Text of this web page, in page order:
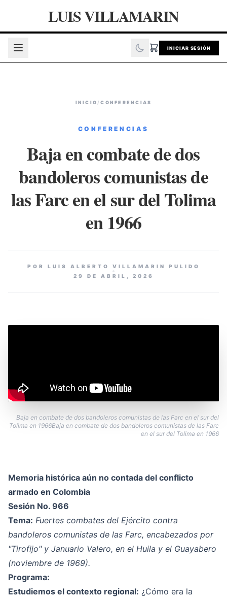
LUIS VILLAMARIN
INICIAR SESIÓN
INICIO /CONFERENCIAS
CONFERENCIAS
Baja en combate de dos
bandoleros comunistas de
las Farc en el sur del Tolima
en 1966
POR LUIS ALBERTO VILLAMARIN PULIDO
29 DE ABRIL, 2026
Baja en combate de dos bandoleros comunistas de las Farc en el sur del
Tolima en 1966Baja en combate de dos bandoleros comunistas de las Farc
en el sur del Tolima en 1966
Memoria histórica aún no contada del conflicto
armado en Colombia
Sesión No. 966
Tema: Fuertes combates del Ejército contra
bandoleros comunistas de las Farc, encabezados por
"Tirofijo" y Januario Valero, en el Huila y el Guayabero
(noviembre de 1969).
Programa:
Estudiemos el contexto regional: ¿Cómo era la